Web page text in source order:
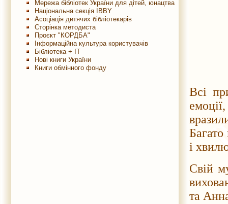
Мережа бібліотек України для дітей, юнацтва
Національна секція IBBY
Асоціація дитячих бібліотекарів
Сторінка методиста
Проєкт "КОРДБА"
Інформаційна культура користувачів
Бібліотека + IT
Нові книги України
Книги обмінного фонду
Всі
Багато
і
Свій
та